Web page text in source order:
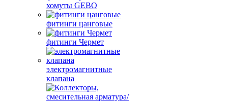
хомуты GEBO
фитинги цанговые
фитинги Чермет
электромагнитные
клапана